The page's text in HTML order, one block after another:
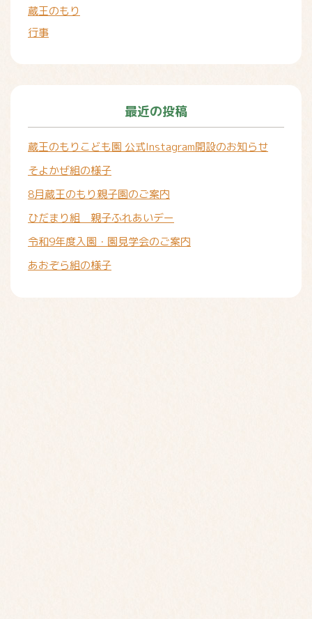
蔵王のもり
行事
最近の投稿
蔵王のもりこども園 公式Instagram開設のお知らせ
そよかぜ組の様子
8月蔵王のもり親子園のご案内
ひだまり組 親子ふれあいデー
令和9年度入園・園見学会のご案内
あおぞら組の様子